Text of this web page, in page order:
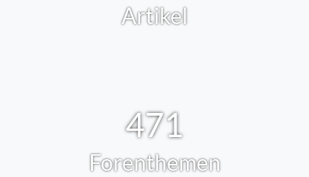
Artikel
471
Forenthemen